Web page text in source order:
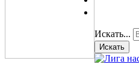
Искать...
Искать